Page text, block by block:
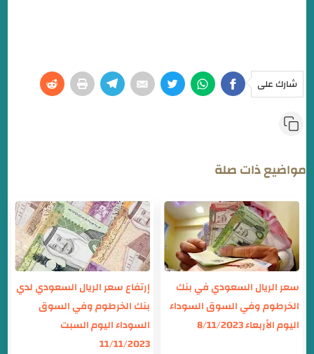
شارك على
مواضيع ذات صلة
سعر الريال السعودي في بنك
الخرطوم وفي السوق السوداء
اليوم الأربعاء 8/11/2023
إرتفاع سعر الريال السعودي لدي
بنك الخرطوم وفي السوق
السوداء اليوم السبت
11/11/2023